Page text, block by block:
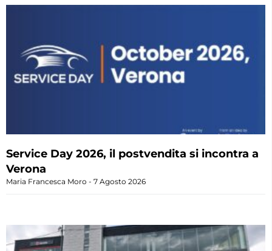
Service Day 2026, il postvendita si incontra a
Verona
Maria Francesca Moro 7 Agosto 2026